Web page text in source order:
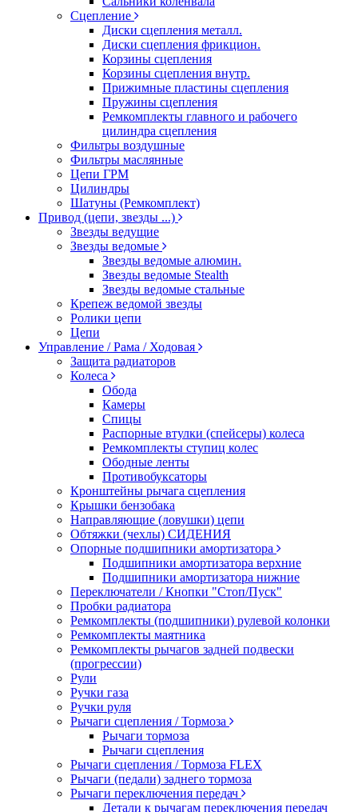
Сцепление
Диски сцепления металл.
Диски сцепления фрикцион.
Корзины сцепления
Корзины сцепления внутр.
Прижимные пластины сцепления
Пружины сцепления
Ремкомплекты главного и рабочего
цилиндра сцепления
Фильтры воздушные
Фильтры маслянные
Цепи ГРМ
Цилиндры
Шатуны (Ремкомплект)
Привод (цепи, звезды ...)
Звезды ведущие
Звезды ведомые
Звезды ведомые алюмин.
Звезды ведомые Stealth
Звезды ведомые стальные
Крепеж ведомой звезды
Ролики цепи
Цепи
Управление / Рама / Ходовая
Защита радиаторов
Колеса
Обода
Камеры
Спицы
Распорные втулки (спейсеры) колеса
Ремкомплекты ступиц колес
Ободные ленты
Противобуксаторы
Кронштейны рычага сцепления
Крышки бензобака
Направляющие (ловушки) цепи
Обтяжки (чехлы) СИДЕНИЯ
Опорные подшипники амортизатора
Подшипники амортизатора верхние
Подшипники амортизатора нижние
Переключатели / Кнопки "Стоп/Пуск"
Пробки радиатора
Ремкомплекты (подшипники) рулевой колонки
Ремкомплекты маятника
Ремкомплекты рычагов задней подвески
(прогрессии)
Рули
Ручки газа
Ручки руля
Рычаги сцепления / Тормоза
Рычаги тормоза
Рычаги сцепления
Рычаги сцепления / Тормоза FLEX
Рычаги (педали) заднего тормоза
Рычаги переключения передач
Детали к рычагам переключения передач